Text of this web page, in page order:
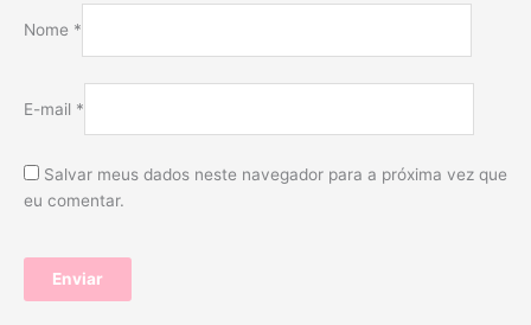
Nome *
E-mail *
Salvar meus dados neste navegador para a próxima vez que
eu comentar.